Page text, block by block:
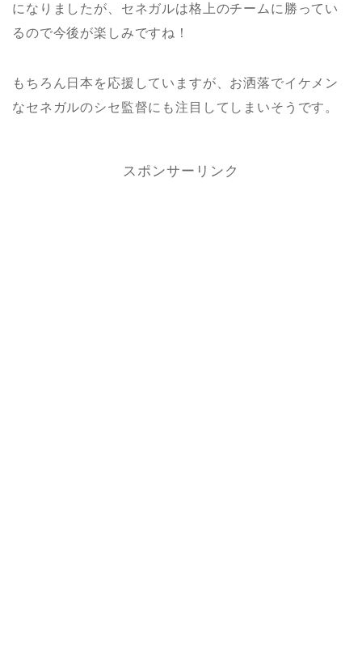
になりましたが、セネガルは格上のチームに勝ってい
るので今後が楽しみですね！
もちろん日本を応援していますが、お洒落でイケメン
なセネガルのシセ監督にも注目してしまいそうです。
スポンサーリンク